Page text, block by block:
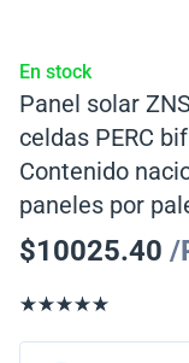
En stock
Panel solar
celdas PERC
Contenido
paneles por
$10025.40 /